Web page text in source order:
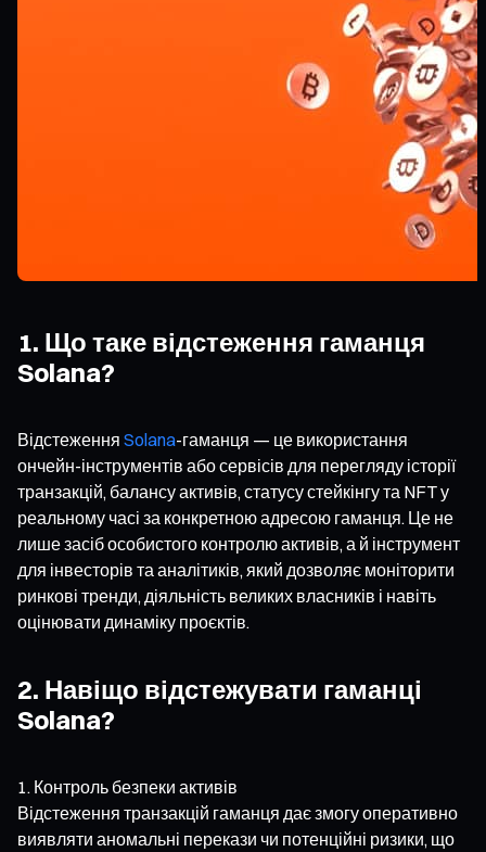
1. Що таке відстеження гаманця
Solana?
Відстеження Solana-гаманця — це використання
ончейн-інструментів або сервісів для перегляду історії
транзакцій, балансу активів, статусу стейкінгу та NFT у
реальному часі за конкретною адресою гаманця. Це не
лише засіб особистого контролю активів, а й інструмент
для інвесторів та аналітиків, який дозволяє моніторити
ринкові тренди, діяльність великих власників і навіть
оцінювати динаміку проєктів.
2. Навіщо відстежувати гаманці
Solana?
Контроль безпеки активів
Відстеження транзакцій гаманця дає змогу оперативно
виявляти аномальні перекази чи потенційні ризики, що